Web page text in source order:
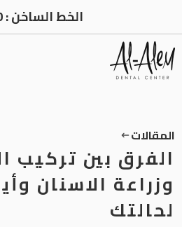
الخط الساخن :
المقالات
الفرق بين تركيب
وزراعة الاسنان
لحالتك